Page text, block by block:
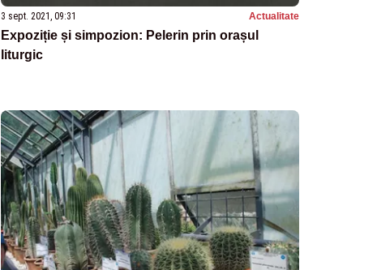
3 sept. 2021, 09:31 Actualitate
Expoziție și simpozion: Pelerin prin orașul
liturgic